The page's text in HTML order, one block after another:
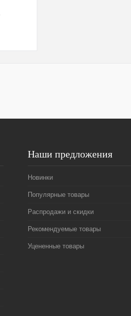
Наши предложения
Новинки
Популярные товары
Распродажи и скидки
Рекомендуемые товары
Уцененные товары